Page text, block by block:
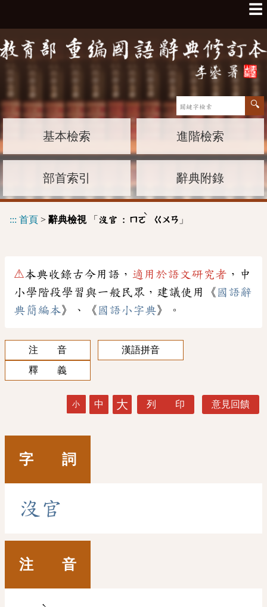
☰
基本檢索 進階檢索
部首索引 辭典附錄
::: 首頁 > 辭典檢視「 沒官 : ㄇㄛ
ˋ
ㄍㄨㄢ 」
⚠本典收錄古今用語， 適用於語文研究者 ，中
小學階段學習與一般民眾，建議使用《 國語辭
典簡編本》、《 國語小字典》。
注 音
漢語拼音
釋 義
小 中 大 列 印 意見回饋
字 詞
沒 官
注 音